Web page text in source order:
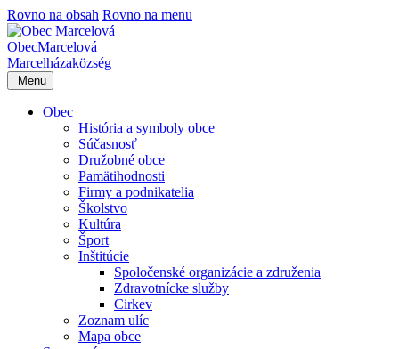
Rovno na obsah Rovno na menu
ObecMarcelová
Marcelházaközség
Menu
Obec
História a symboly obce
Súčasnosť
Družobné obce
Pamätihodnosti
Firmy a podnikatelia
Školstvo
Kultúra
Šport
Inštitúcie
Spoločenské organizácie a združenia
Zdravotnícke služby
Cirkev
Zoznam ulíc
Mapa obce